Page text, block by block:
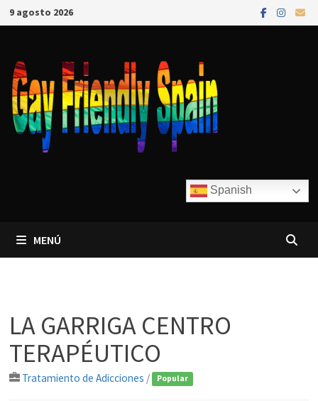
9 agosto 2026
Spanish
MENÚ
LA GARRIGA CENTRO
TERAPÉUTICO
Tratamiento de Adicciones / Popular